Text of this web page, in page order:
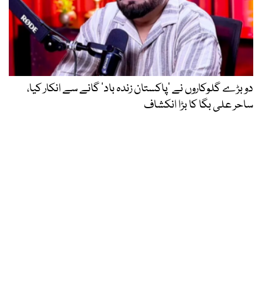
دو بڑے گلوکاروں نے ’پاکستان زندہ باد‘ گانے سے انکار کیا،
ساحر علی بگا کا بڑا انکشاف